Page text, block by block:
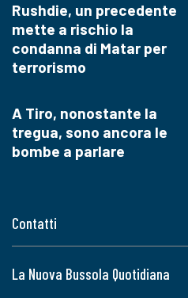
Contatti
La Nuova Bussola Quotidiana
Rushdie, un precedente
mette a rischio la
condanna di Matar per
terrorismo
A Tiro, nonostante la
tregua, sono ancora le
bombe a parlare